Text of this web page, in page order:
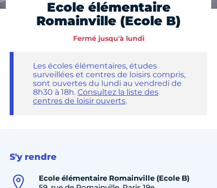
Ecole élémentaire
Romainville (Ecole B)
Fermé jusqu'à lundi
Les écoles élémentaires, études
surveillées et centres de loisirs compris,
sont ouvertes du lundi au vendredi de
8h30 à 18h. Consultez la liste des
centres de loisir ouverts.
S'y rendre
Ecole élémentaire Romainville (Ecole B)